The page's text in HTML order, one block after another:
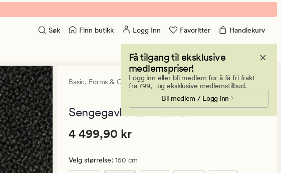
Søk Finn butikk Logg Inn Favoritter Handlekurv
Få tilgang til eksklusive
medlemspriser!
Logg inn eller bli medlem for å få fri frakt
fra 799,- og eksklusive medlemstilbud.
Bli medlem / Logg inn
Basic, Forms & Objects
29
en
4 (29)
Sengegavl svart - 150 cm
Pris
Pris 4 499,90 kr
4 499,90 kr
Velg størrelse: 150 cm